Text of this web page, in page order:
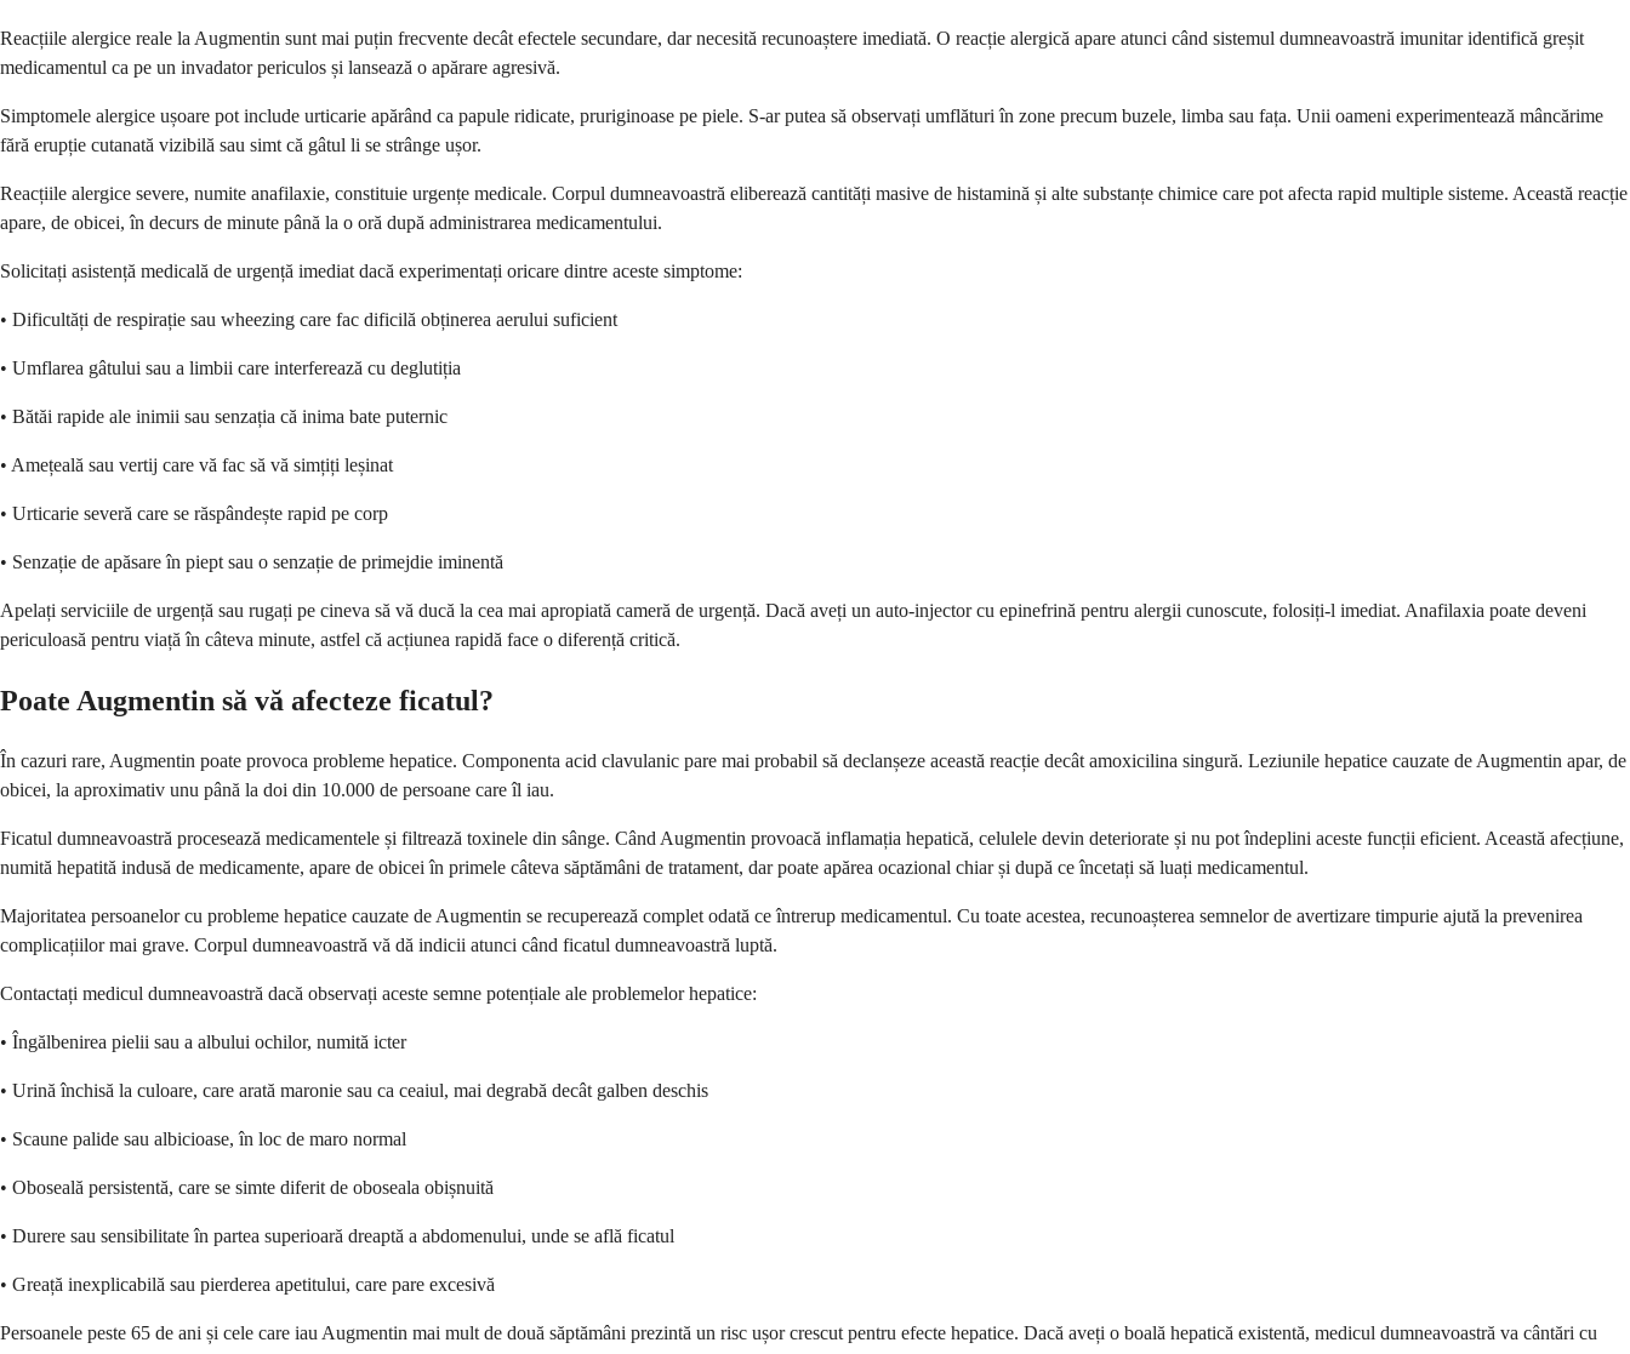
Reacțiile alergice reale la Augmentin sunt mai puțin frecvente decât efectele secundare, dar necesită recunoaștere imediată. O reacție alergică apare atunci când sistemul dumneavoastră imunitar identifică greșit
medicamentul ca pe un invadator periculos și lansează o apărare agresivă.
Simptomele alergice ușoare pot include urticarie apărând ca papule ridicate, pruriginoase pe piele. S-ar putea să observați umflături în zone precum buzele, limba sau fața. Unii oameni experimentează mâncărime
fără erupție cutanată vizibilă sau simt că gâtul li se strânge ușor.
Reacțiile alergice severe, numite anafilaxie, constituie urgențe medicale. Corpul dumneavoastră eliberează cantități masive de histamină și alte substanțe chimice care pot afecta rapid multiple sisteme. Această reacție
apare, de obicei, în decurs de minute până la o oră după administrarea medicamentului.
Solicitați asistență medicală de urgență imediat dacă experimentați oricare dintre aceste simptome:
• Dificultăți de respirație sau wheezing care fac dificilă obținerea aerului suficient
• Umflarea gâtului sau a limbii care interferează cu deglutiția
• Bătăi rapide ale inimii sau senzația că inima bate puternic
• Amețeală sau vertij care vă fac să vă simțiți leșinat
• Urticarie severă care se răspândește rapid pe corp
• Senzație de apăsare în piept sau o senzație de primejdie iminentă
Apelați serviciile de urgență sau rugați pe cineva să vă ducă la cea mai apropiată cameră de urgență. Dacă aveți un auto-injector cu epinefrină pentru alergii cunoscute, folosiți-l imediat. Anafilaxia poate deveni
periculoasă pentru viață în câteva minute, astfel că acțiunea rapidă face o diferență critică.
Poate Augmentin să vă afecteze ficatul?
În cazuri rare, Augmentin poate provoca probleme hepatice. Componenta acid clavulanic pare mai probabil să declanșeze această reacție decât amoxicilina singură. Leziunile hepatice cauzate de Augmentin apar, de
obicei, la aproximativ unu până la doi din 10.000 de persoane care îl iau.
Ficatul dumneavoastră procesează medicamentele și filtrează toxinele din sânge. Când Augmentin provoacă inflamația hepatică, celulele devin deteriorate și nu pot îndeplini aceste funcții eficient. Această afecțiune,
numită hepatită indusă de medicamente, apare de obicei în primele câteva săptămâni de tratament, dar poate apărea ocazional chiar și după ce încetați să luați medicamentul.
Majoritatea persoanelor cu probleme hepatice cauzate de Augmentin se recuperează complet odată ce întrerup medicamentul. Cu toate acestea, recunoașterea semnelor de avertizare timpurie ajută la prevenirea
complicațiilor mai grave. Corpul dumneavoastră vă dă indicii atunci când ficatul dumneavoastră luptă.
Contactați medicul dumneavoastră dacă observați aceste semne potențiale ale problemelor hepatice:
• Îngălbenirea pielii sau a albului ochilor, numită icter
• Urină închisă la culoare, care arată maronie sau ca ceaiul, mai degrabă decât galben deschis
• Scaune palide sau albicioase, în loc de maro normal
• Oboseală persistentă, care se simte diferit de oboseala obișnuită
• Durere sau sensibilitate în partea superioară dreaptă a abdomenului, unde se află ficatul
• Greață inexplicabilă sau pierderea apetitului, care pare excesivă
Persoanele peste 65 de ani și cele care iau Augmentin mai mult de două săptămâni prezintă un risc ușor crescut pentru efecte hepatice. Dacă aveți o boală hepatică existentă, medicul dumneavoastră va cântări cu